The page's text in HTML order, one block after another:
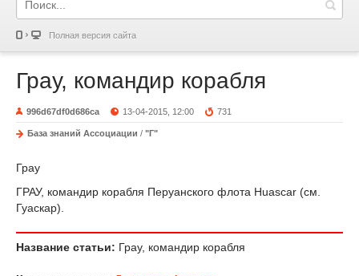
Полная версия сайта
Грау, командир корабля
996d67df0d686ca 13-04-2015, 12:00 731
База знаний Ассоциации / "Г"
Грау
ГРАУ, командир корабля Перуанского флота Huascar (см.
Гуаскар).
Название статьи: Грау, командир корабля